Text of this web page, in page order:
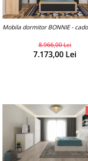
Mobila dormitor BONNIE -
8.966,00 Lei
7.173,00 Lei